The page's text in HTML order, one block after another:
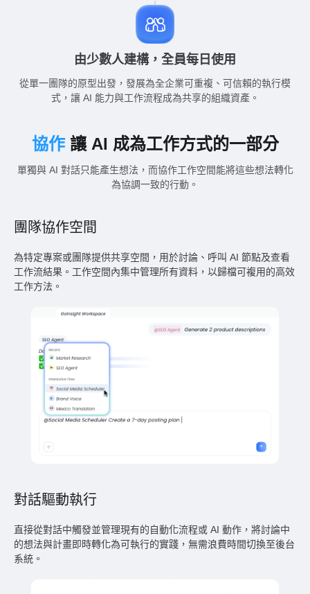
由少數人建構，全員每日使用
從單一團隊的原型出發，發展為全企業可重複、可信賴的執行模
式，讓 AI 能力與工作流程成為共享的組織資產。
協作 讓 AI 成為工作方式的一部分
單獨與 AI 對話只能產生想法，而協作工作空間能將這些想法轉化
為協調一致的行動。
團隊協作空間
為特定專案或團隊提供共享空間，用於討論、呼叫 AI 節點及查看
工作流結果。工作空間內集中管理所有資料，以歸檔可複用的高效
工作方法。
對話驅動執行
直接從對話中觸發並管理現有的自動化流程或 AI 動作，將討論中
的想法與計畫即時轉化為可執行的實踐，無需浪費時間切換至後台
系統。